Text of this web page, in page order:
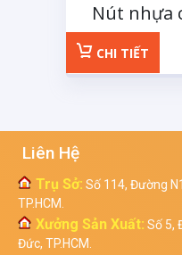
Nút nhựa
tô loại
CHI TIẾT
Liên Hệ
Trụ Sở: Số 114, Đường
TP.HCM.
Xưởng Sản Xuất: Số 5,
Đức, TP.HCM.